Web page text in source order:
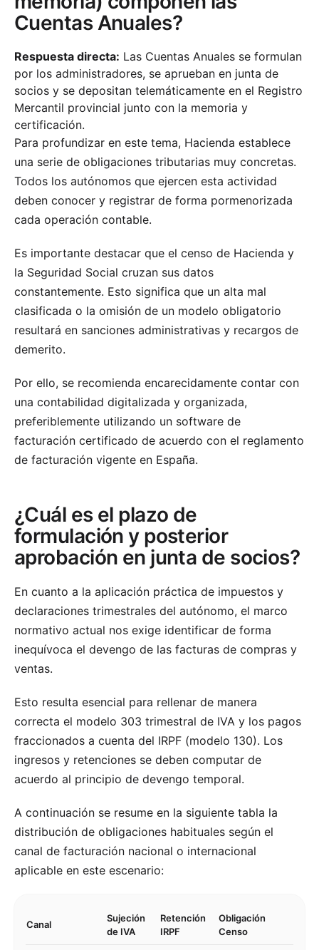
Cuentas Anuales?
Respuesta directa: Las Cuentas Anuales se formulan
por los administradores, se aprueban en junta de
socios y se depositan telemáticamente en el Registro
Mercantil provincial junto con la memoria y
certificación.
Para profundizar en este tema, Hacienda establece
una serie de obligaciones tributarias muy concretas.
Todos los autónomos que ejercen esta actividad
deben conocer y registrar de forma pormenorizada
cada operación contable.
Es importante destacar que el censo de Hacienda y
la Seguridad Social cruzan sus datos
constantemente. Esto significa que un alta mal
clasificada o la omisión de un modelo obligatorio
resultará en sanciones administrativas y recargos de
demerito.
Por ello, se recomienda encarecidamente contar con
una contabilidad digitalizada y organizada,
preferiblemente utilizando un software de
facturación certificado de acuerdo con el reglamento
de facturación vigente en España.
¿Cuál es el plazo de
formulación y posterior
aprobación en junta de socios?
En cuanto a la aplicación práctica de impuestos y
declaraciones trimestrales del autónomo, el marco
normativo actual nos exige identificar de forma
inequívoca el devengo de las facturas de compras y
ventas.
Esto resulta esencial para rellenar de manera
correcta el modelo 303 trimestral de IVA y los pagos
fraccionados a cuenta del IRPF (modelo 130). Los
ingresos y retenciones se deben computar de
acuerdo al principio de devengo temporal.
A continuación se resume en la siguiente tabla la
distribución de obligaciones habituales según el
canal de facturación nacional o internacional
aplicable en este escenario:
Canal
Sujeción
de IVA
Retención
IRPF
Obligación
Censo